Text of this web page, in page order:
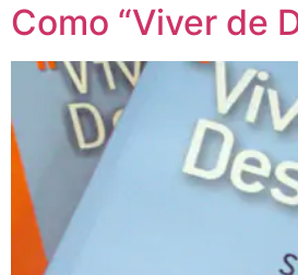
Como “Viver de